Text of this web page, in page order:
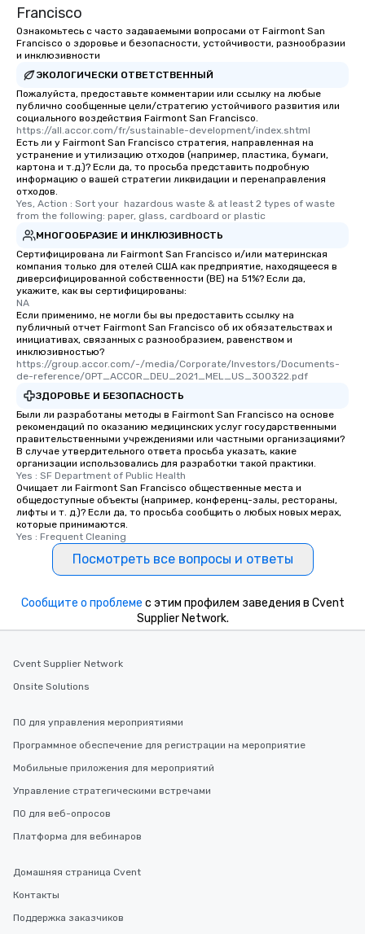
are special, from the
One of the best
restaurants are within
walking distance of
members a chance to
itinerary. You Get a Dinner and a Show
Our tours offer an
who leads the group
offering engaging
fascinating stories.
interactive
ensuring there is
Different Types of
experiences offer the
several renowned
and your guests
discovered otherwise
a way to try some of
in the city and dive
selected dishes are
delight any palate. Tours Available
needs. Go for as Long or as Short as
Francisco
Ознакомьтесь с часто задаваемыми вопросами от Fairmont San
Francisco о здоровье и безопасности, устойчивости, разнообразии
и инклюзивности
ЭКОЛОГИЧЕСКИ ОТВЕТСТВЕННЫЙ
Пожалуйста, предоставьте комментарии или ссылку на любые
публично сообщенные цели/стратегию устойчивого развития или
социального воздействия Fairmont San Francisco.
https://all.accor.com/fr/sustainable-development/index.shtml
Есть ли у Fairmont San Francisco стратегия, направленная на
устранение и утилизацию отходов (например, пластика, бумаги,
картона и т.д.)? Если да, то просьба представить подробную
информацию о вашей стратегии ликвидации и перенаправления
отходов.
Yes, Action : Sort your  hazardous waste & at least 2 types of waste
from the following: paper, glass, cardboard or plastic
МНОГООБРАЗИЕ И ИНКЛЮЗИВНОСТЬ
Сертифицирована ли Fairmont San Francisco и/или материнская
компания только для отелей США как предприятие, находящееся в
диверсифицированной собственности (BE) на 51%? Если да,
укажите, как вы сертифицированы:
NA
Если применимо, не могли бы вы предоставить ссылку на
публичный отчет Fairmont San Francisco об их обязательствах и
инициативах, связанных с разнообразием, равенством и
инклюзивностью?
https://group.accor.com/-/media/Corporate/Investors/Documents-
de-reference/OPT_ACCOR_DEU_2021_MEL_US_300322.pdf
ЗДОРОВЬЕ И БЕЗОПАСНОСТЬ
Были ли разработаны методы в Fairmont San Francisco на основе
рекомендаций по оказанию медицинских услуг государственными
правительственными учреждениями или частными организациями?
В случае утвердительного ответа просьба указать, какие
организации использовались для разработки такой практики.
Yes : SF Department of Public Health
Очищает ли Fairmont San Francisco общественные места и
общедоступные объекты (например, конференц-залы, рестораны,
лифты и т. д.)? Если да, то просьба сообщить о любых новых мерах,
которые принимаются.
Yes : Frequent Cleaning
Посмотреть все вопросы и ответы
Сообщите о проблеме с этим профилем заведения в Cvent
Supplier Network.
Cvent Supplier Network
Onsite Solutions
ПО для управления мероприятиями
Программное обеспечение для регистрации на мероприятие
Мобильные приложения для мероприятий
Управление стратегическими встречами
ПО для веб-опросов
Платформа для вебинаров
Домашняя страница Cvent
Контакты
Поддержка заказчиков